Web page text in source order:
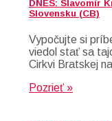
DNES: Slavomír
Slovensku (CB)
Vypočujte si
viedol stať sa
Cirkvi Bratskej
Pozrieť »